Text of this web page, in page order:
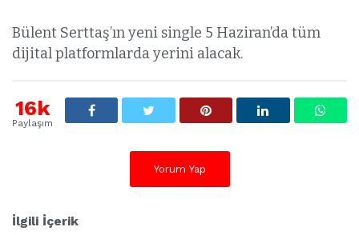
Bülent Serttaş’ın yeni single 5 Haziran’da tüm
dijital platformlarda yerini alacak.
16k
Paylaşım
Yorum Yap
İlgili İçerik